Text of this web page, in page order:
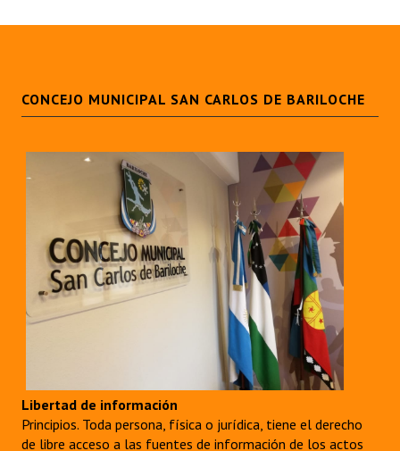
CONCEJO MUNICIPAL SAN CARLOS DE BARILOCHE
Libertad de información
Principios. Toda persona, física o jurídica, tiene el derecho
de libre acceso a las fuentes de información de los actos